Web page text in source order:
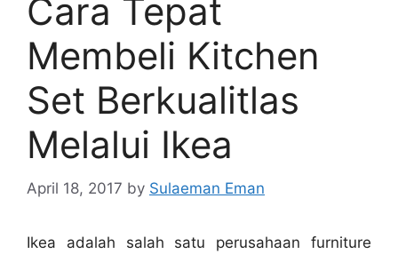
Cara Tepat
Membeli Kitchen
Set Berkualitlas
Melalui Ikea
April 18, 2017 by Sulaeman Eman
Ikea adalah salah satu perusahaan furniture